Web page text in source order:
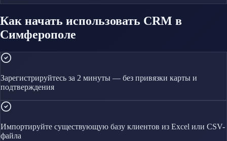
Как начать использовать CRM в
Симферополе
Зарегистрируйтесь за 2 минуты — без привязки карты и
подтверждения
Импортируйте существующую базу клиентов из Excel или CSV-
файла